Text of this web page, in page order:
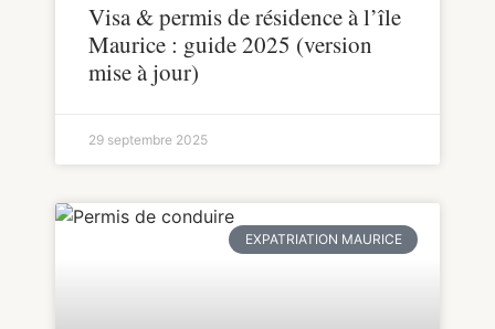
Visa & permis de résidence à l’île
Maurice : guide 2025 (version
mise à jour)
29 septembre 2025
EXPATRIATION MAURICE